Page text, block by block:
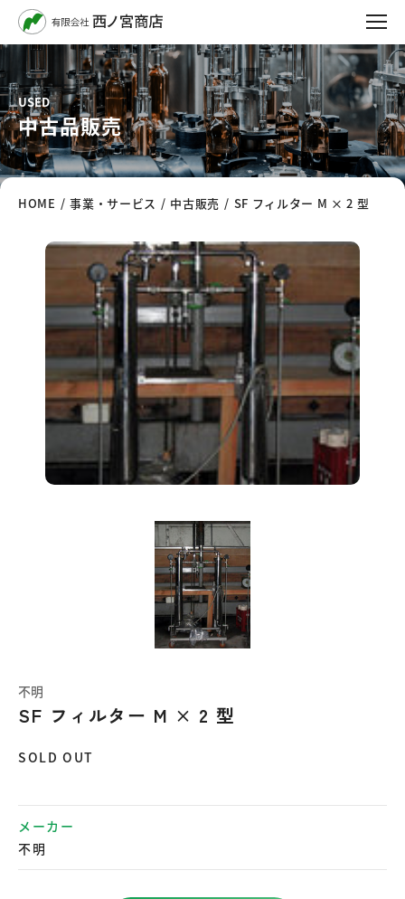
USED
中古品販売
HOME / 事業・サービス / 中古販売 / SF フィルター M × 2 型
不明
SF フィルター M × 2 型
SOLD OUT
メーカー
不明